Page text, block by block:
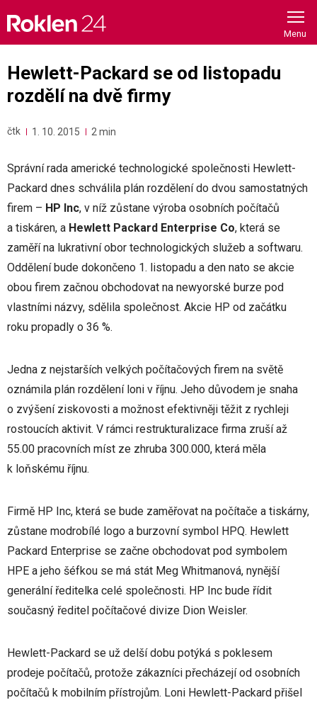
content
Hewlett-Packard se od listopadu
rozdělí na dvě firmy
čtk 1. 10. 2015 2 min
Správní rada americké technologické společnosti Hewlett-
Packard dnes schválila plán rozdělení do dvou samostatných
firem – HP Inc, v níž zůstane výroba osobních počítačů
a tiskáren, a Hewlett Packard Enterprise Co, která se
zaměří na lukrativní obor technologických služeb a softwaru.
Oddělení bude dokončeno 1. listopadu a den nato se akcie
obou firem začnou obchodovat na newyorské burze pod
vlastními názvy, sdělila společnost. Akcie HP od začátku
roku propadly o 36 %.
Jedna z nejstarších velkých počítačových firem na světě
oznámila plán rozdělení loni v říjnu. Jeho důvodem je snaha
o zvýšení ziskovosti a možnost efektivněji těžit z rychleji
rostoucích aktivit. V rámci restrukturalizace firma zruší až
55.00 pracovních míst ze zhruba 300.000, která měla
k loňskému říjnu.
Firmě HP Inc, která se bude zaměřovat na počítače a tiskárny,
zůstane modrobílé logo a burzovní symbol HPQ. Hewlett
Packard Enterprise se začne obchodovat pod symbolem
HPE a jeho šéfkou se má stát Meg Whitmanová, nynější
generální ředitelka celé společnosti. HP Inc bude řídit
současný ředitel počítačové divize Dion Weisler.
Hewlett-Packard se už delší dobu potýká s poklesem
prodeje počítačů, protože zákazníci přecházejí od osobních
počítačů k mobilním přístrojům. Loni Hewlett-Packard přišel